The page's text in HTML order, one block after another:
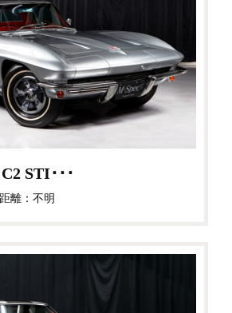
STI･･･
離：不明